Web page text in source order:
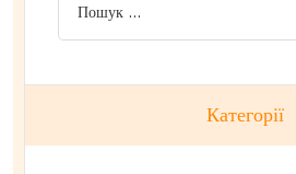
Категорії